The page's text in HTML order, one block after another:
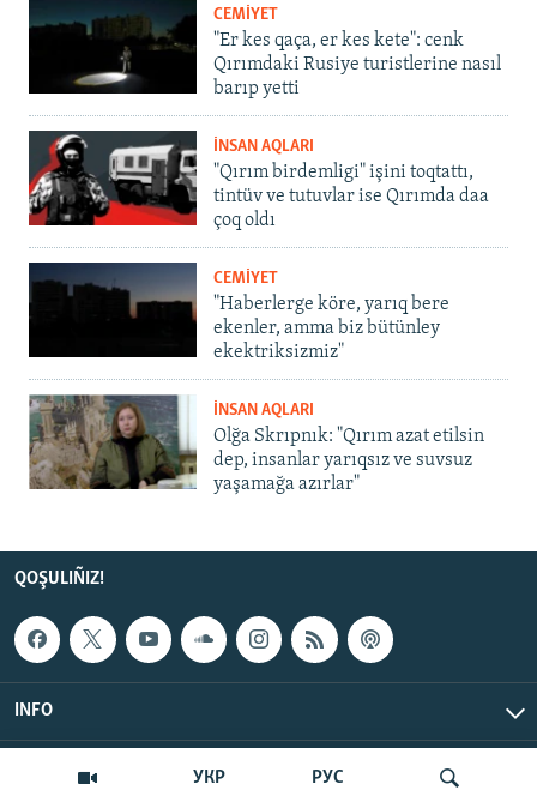
УКР РУС
CEMİYET
"Er kes qaça, er kes kete": cenk
Qırımdaki Rusiye turistlerine nasıl
barıp yetti
İNSAN AQLARI
"Qırım birdemligi" işini toqtattı,
tintüv ve tutuvlar ise Qırımda daa
çoq oldı
CEMİYET
"Haberlerge köre, yarıq bere
ekenler, amma biz bütünley
ekektriksizmiz"
İNSAN AQLARI
Olğa Skrıpnık: "Qırım azat etilsin
dep, insanlar yarıqsız ve suvsuz
yaşamağa azırlar"
QOŞULIÑIZ!
INFO
© Qırım.Aqiqat, 2026 | All Rights Reserved.